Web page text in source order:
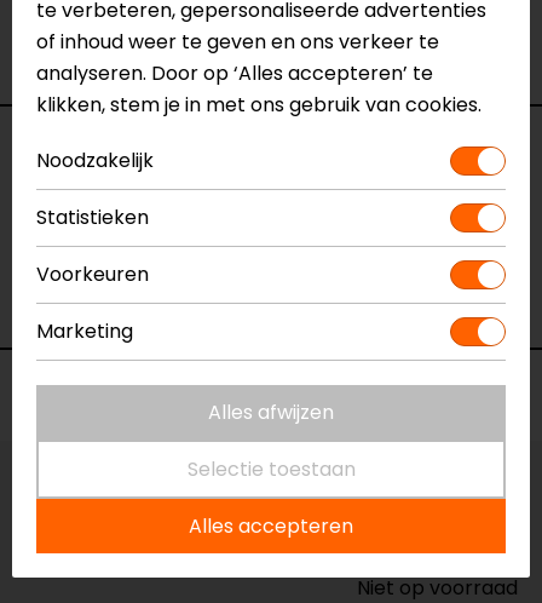
Met de Fuse H2O motorlaarzen geniet je maximaal
van je komende trip, dag in, dag uit.
Specificaties
Naam
Boots Fuse H2O
Model
FBR067
Merk
REV'IT!
Kleur
Zwart
Voorraad
Maat:41
Vestiging Apeldoorn
Niet op voorraad
te verbeteren, gepersonaliseerde advertenties
of inhoud weer te geven en ons verkeer te
analyseren. Door op ‘Alles accepteren’ te
klikken, stem je in met ons gebruik van cookies.
Noodzakelijk
Statistieken
Voorkeuren
Marketing
Alles afwijzen
Selectie toestaan
Alles accepteren